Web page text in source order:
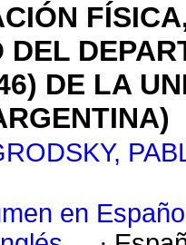
DEL
DE LA
en